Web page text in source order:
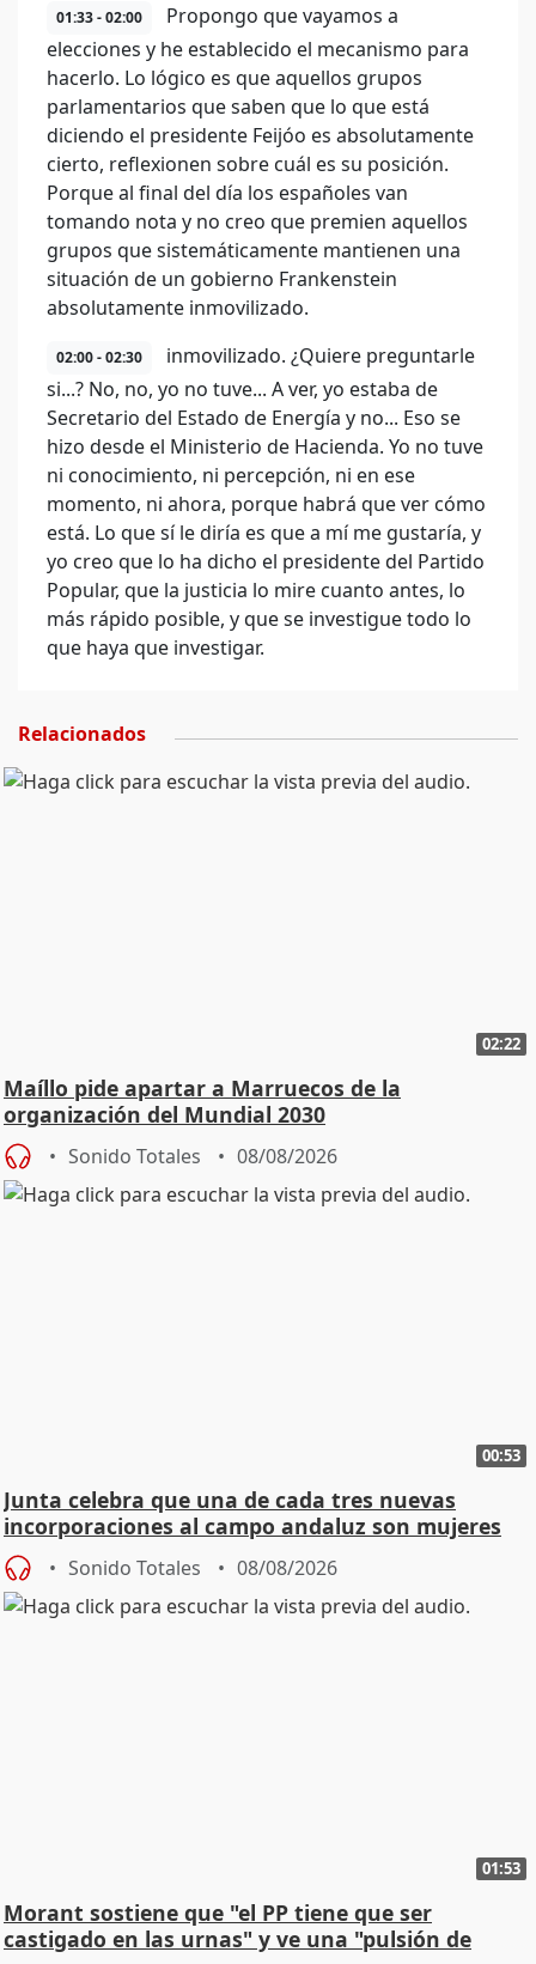
01:33 - 02:00
Propongo que vayamos a
elecciones y he establecido el mecanismo para
hacerlo. Lo lógico es que aquellos grupos
parlamentarios que saben que lo que está
diciendo el presidente Feijóo es absolutamente
cierto, reflexionen sobre cuál es su posición.
Porque al final del día los españoles van
tomando nota y no creo que premien aquellos
grupos que sistemáticamente mantienen una
situación de un gobierno Frankenstein
absolutamente inmovilizado.
02:00 - 02:30
inmovilizado. ¿Quiere preguntarle
si...? No, no, yo no tuve... A ver, yo estaba de
Secretario del Estado de Energía y no... Eso se
hizo desde el Ministerio de Hacienda. Yo no tuve
ni conocimiento, ni percepción, ni en ese
momento, ni ahora, porque habrá que ver cómo
está. Lo que sí le diría es que a mí me gustaría, y
yo creo que lo ha dicho el presidente del Partido
Popular, que la justicia lo mire cuanto antes, lo
más rápido posible, y que se investigue todo lo
que haya que investigar.
Relacionados
02:22
Maíllo pide apartar a Marruecos de la
organización del Mundial 2030
Sonido Totales 08/08/2026
00:53
Junta celebra que una de cada tres nuevas
incorporaciones al campo andaluz son mujeres
jóvenes
Sonido Totales 08/08/2026
01:53
Morant sostiene que "el PP tiene que ser
castigado en las urnas" y ve una "pulsión de